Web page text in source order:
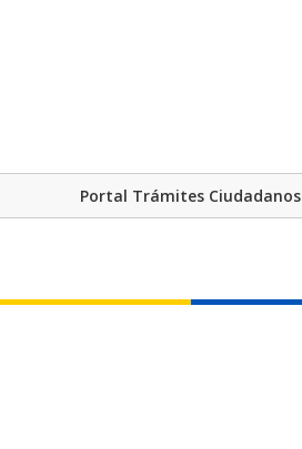
Portal Trámites Ciudadanos